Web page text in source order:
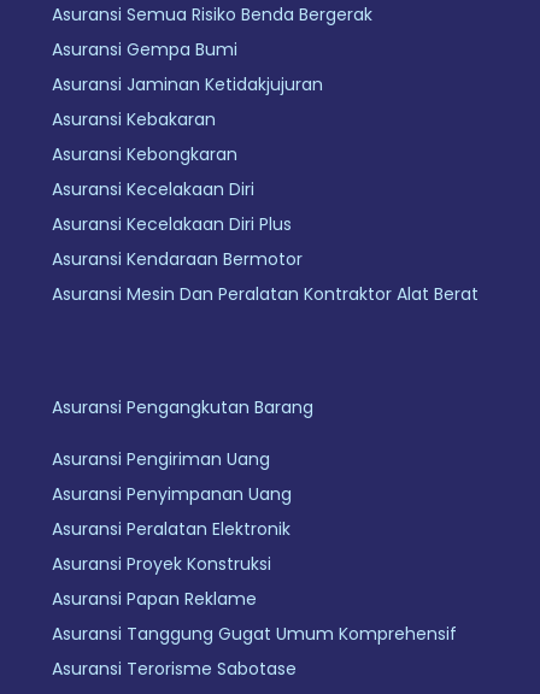
Asuransi Semua Risiko Benda Bergerak
Asuransi Gempa Bumi
Asuransi Jaminan Ketidakjujuran
Asuransi Kebakaran
Asuransi Kebongkaran
Asuransi Kecelakaan Diri
Asuransi Kecelakaan Diri Plus
Asuransi Kendaraan Bermotor
Asuransi Mesin Dan Peralatan Kontraktor Alat Berat
Asuransi Pengangkutan Barang
Asuransi Pengiriman Uang
Asuransi Penyimpanan Uang
Asuransi Peralatan Elektronik
Asuransi Proyek Konstruksi
Asuransi Papan Reklame
Asuransi Tanggung Gugat Umum Komprehensif
Asuransi Terorisme Sabotase